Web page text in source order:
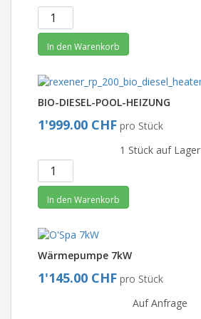
In den Warenkorb
BIO-DIESEL-POOL-HEIZUNG
1'999.00 CHF pro Stück
1 Stück auf Lager
In den Warenkorb
Wärmepumpe 7kW
1'145.00 CHF pro Stück
Auf Anfrage